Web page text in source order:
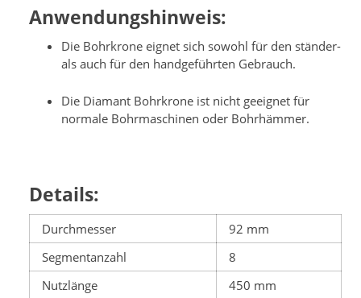
Anwendungshinweis:
Die Bohrkrone eignet sich sowohl für den ständer-
als auch für den handgeführten Gebrauch.
Die Diamant Bohrkrone ist nicht geeignet für
normale Bohrmaschinen oder Bohrhämmer.
Details:
Durchmesser
92 mm
Segmentanzahl
8
Nutzlänge
450 mm